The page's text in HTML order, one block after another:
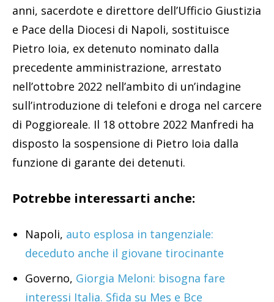
anni, sacerdote e direttore dell’Ufficio Giustizia
e Pace della Diocesi di Napoli, sostituisce
Pietro Ioia, ex detenuto nominato dalla
precedente amministrazione, arrestato
nell’ottobre 2022 nell’ambito di un’indagine
sull’introduzione di telefoni e droga nel carcere
di Poggioreale. Il 18 ottobre 2022 Manfredi ha
disposto la sospensione di Pietro Ioia dalla
funzione di garante dei detenuti.
Potrebbe interessarti anche:
Napoli, auto esplosa in tangenziale:
deceduto anche il giovane tirocinante
Governo, Giorgia Meloni: bisogna fare
interessi Italia. Sfida su Mes e Bce